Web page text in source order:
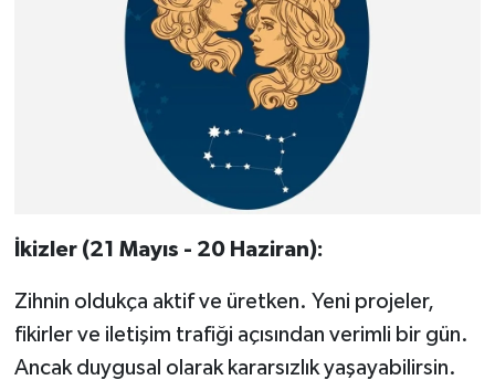
İkizler (21 Mayıs - 20 Haziran):
Zihnin oldukça aktif ve üretken. Yeni projeler,
fikirler ve iletişim trafiği açısından verimli bir gün.
Ancak duygusal olarak kararsızlık yaşayabilirsin.